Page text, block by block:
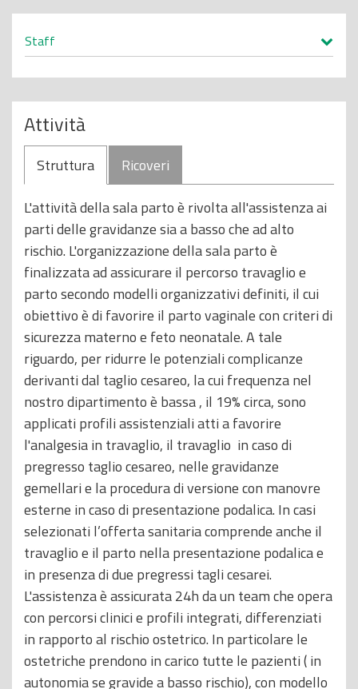
Staff
Attività
Struttura
Ricoveri
L'attività della sala parto è rivolta all'assistenza ai
parti delle gravidanze sia a basso che ad alto
rischio. L'organizzazione della sala parto è
finalizzata ad assicurare il percorso travaglio e
parto secondo modelli organizzativi definiti, il cui
obiettivo è di favorire il parto vaginale con criteri di
sicurezza materno e feto neonatale. A tale
riguardo, per ridurre le potenziali complicanze
derivanti dal taglio cesareo, la cui frequenza nel
nostro dipartimento è bassa , il 19% circa, sono
applicati profili assistenziali atti a favorire
l'analgesia in travaglio, il travaglio in caso di
pregresso taglio cesareo, nelle gravidanze
gemellari e la procedura di versione con manovre
esterne in caso di presentazione podalica. In casi
selezionati l’offerta sanitaria comprende anche il
travaglio e il parto nella presentazione podalica e
in presenza di due pregressi tagli cesarei.
L'assistenza è assicurata 24h da un team che opera
con percorsi clinici e profili integrati, differenziati
in rapporto al rischio ostetrico. In particolare le
ostetriche prendono in carico tutte le pazienti ( in
autonomia se gravide a basso rischio), con modello